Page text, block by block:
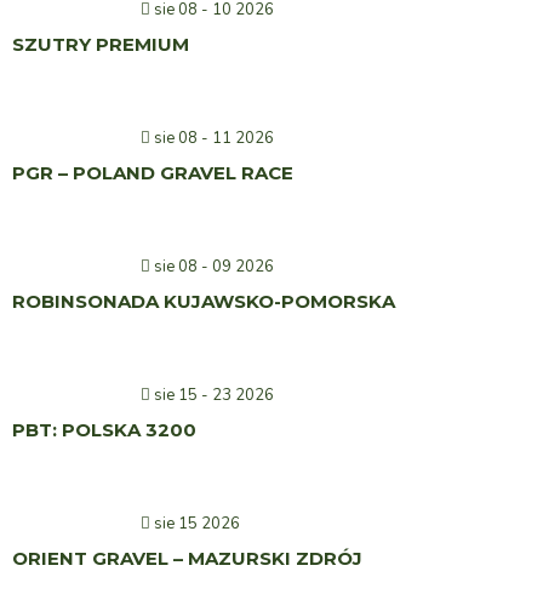
sie 08 - 10 2026
SZUTRY PREMIUM
sie 08 - 11 2026
PGR – POLAND GRAVEL RACE
sie 08 - 09 2026
ROBINSONADA KUJAWSKO-POMORSKA
sie 15 - 23 2026
PBT: POLSKA 3200
sie 15 2026
ORIENT GRAVEL – MAZURSKI ZDRÓJ